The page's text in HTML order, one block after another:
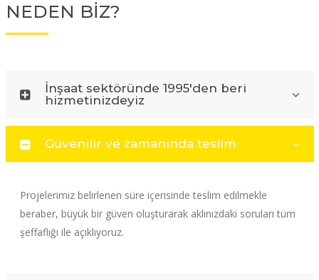
NEDEN BİZ?
İnşaat sektöründe 1995'den beri
hizmetinizdeyiz
Güvenilir ve zamanında teslim
Projelerimiz belirlenen süre içerisinde teslim edilmekle
beraber, büyük bir güven oluşturarak aklınızdaki soruları tüm
şeffaflığı ile açıklıyoruz.